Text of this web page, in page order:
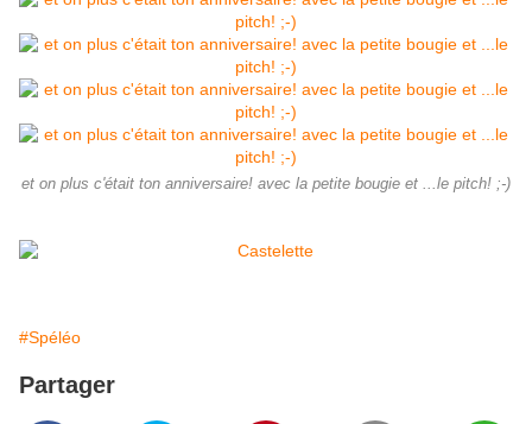
et on plus c'était ton anniversaire! avec la petite bougie et ...le pitch! ;-)
#Spéléo
Partager